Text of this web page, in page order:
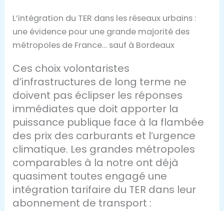
L’intégration du TER dans les réseaux urbains :
une évidence pour une grande majorité des
métropoles de France… sauf à Bordeaux
Ces choix volontaristes
d’infrastructures de long terme ne
doivent pas éclipser les réponses
immédiates que doit apporter la
puissance publique face à la flambée
des prix des carburants et l’urgence
climatique. Les grandes métropoles
comparables à la notre ont déjà
quasiment toutes engagé une
intégration tarifaire du TER dans leur
abonnement de transport :